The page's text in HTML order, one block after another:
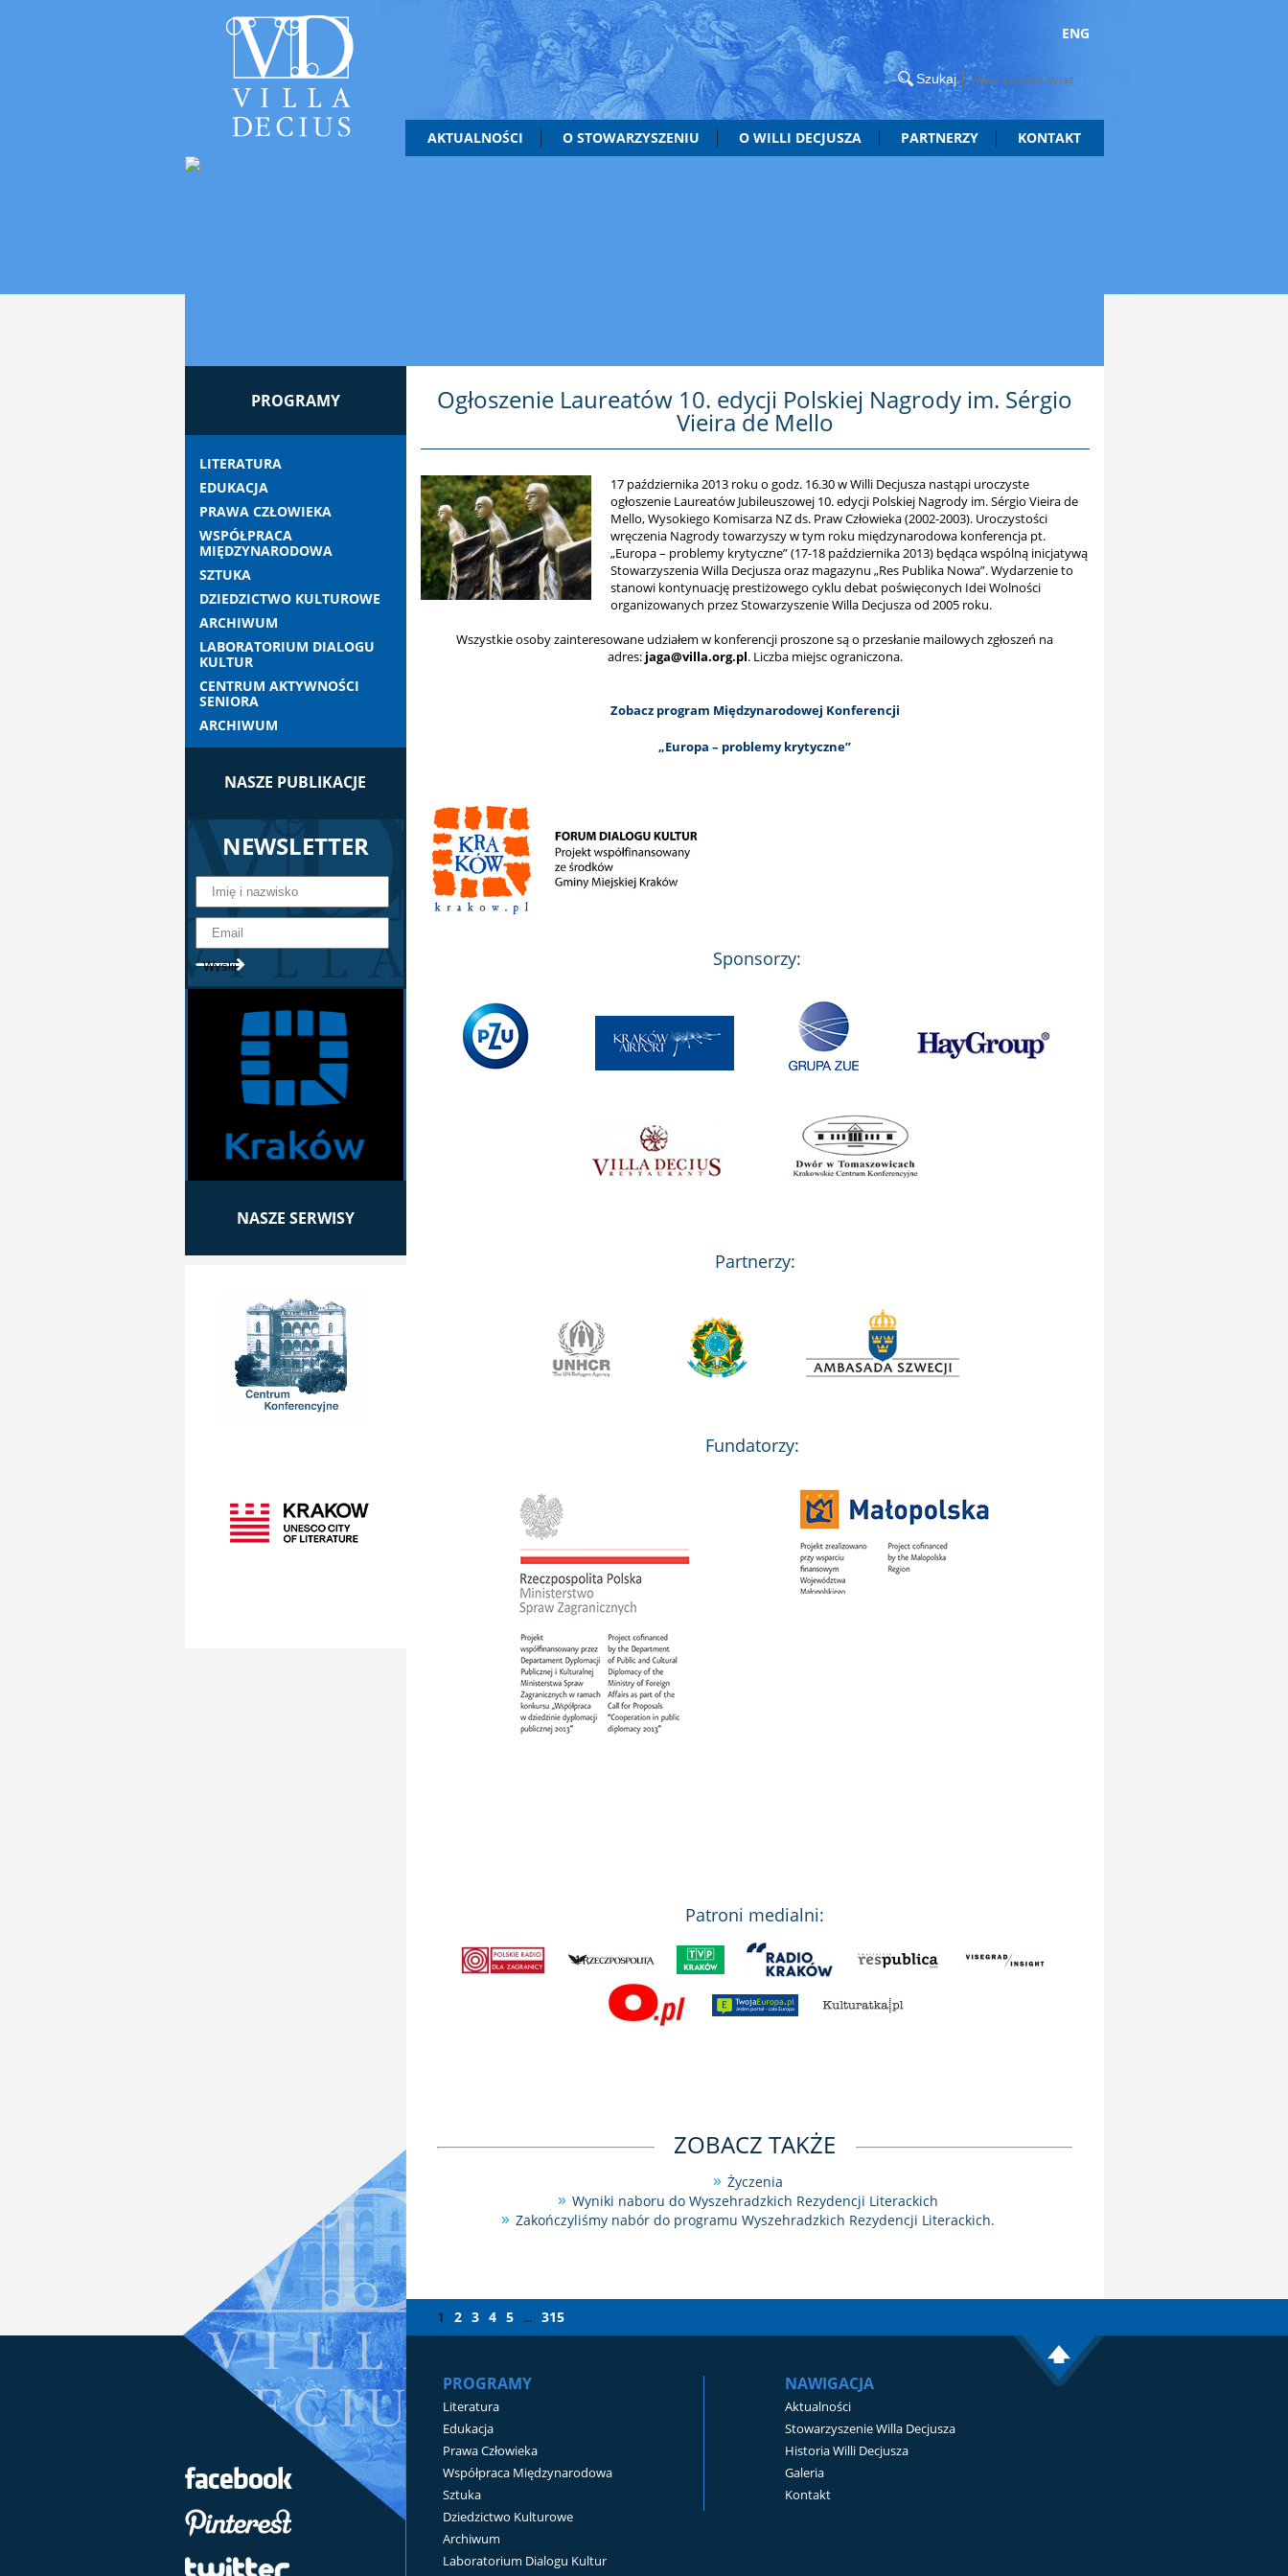
ENG
AKTUALNOŚCI O STOWARZYSZENIU O WILLI DECJUSZA PARTNERZY KONTAKT
PROGRAMY
LITERATURA
EDUKACJA
PRAWA CZŁOWIEKA
WSPÓŁPRACA
MIĘDZYNARODOWA
SZTUKA
DZIEDZICTWO KULTUROWE
ARCHIWUM
LABORATORIUM DIALOGU
KULTUR
CENTRUM AKTYWNOŚCI
SENIORA
ARCHIWUM
NASZE PUBLIKACJE
NEWSLETTER
NASZE SERWISY
Ogłoszenie Laureatów 10. edycji Polskiej Nagrody im. Sérgio
Vieira de Mello
17 października 2013 roku o godz. 16.30 w Willi Decjusza nastąpi uroczyste
ogłoszenie Laureatów Jubileuszowej 10. edycji Polskiej Nagrody im. Sérgio Vieira de
Mello, Wysokiego Komisarza NZ ds. Praw Człowieka (2002-2003). Uroczystości
wręczenia Nagrody towarzyszy w tym roku międzynarodowa konferencja pt.
„Europa – problemy krytyczne” (17-18 października 2013) będąca wspólną inicjatywą
Stowarzyszenia Willa Decjusza oraz magazynu „Res Publika Nowa”. Wydarzenie to
stanowi kontynuację prestiżowego cyklu debat poświęconych Idei Wolności
organizowanych przez Stowarzyszenie Willa Decjusza od 2005 roku.
Wszystkie osoby zainteresowane udziałem w konferencji proszone są o przesłanie mailowych zgłoszeń na
adres:jaga@villa.org.pl. Liczba miejsc ograniczona.
Zobacz program Międzynarodowej Konferencji
„Europa – problemy krytyczne”
Sponsorzy:
Partnerzy:
Fundatorzy:
Patroni medialni:
ZOBACZ TAKŻE
Życzenia
Wyniki naboru do Wyszehradzkich Rezydencji Literackich
Zakończyliśmy nabór do programu Wyszehradzkich Rezydencji Literackich.
1 2 3 4 5 ... 315
PROGRAMY
Literatura
Edukacja
Prawa Człowieka
Współpraca Międzynarodowa
Sztuka
Dziedzictwo Kulturowe
Archiwum
Laboratorium Dialogu Kultur
NAWIGACJA
Aktualności
Stowarzyszenie Willa Decjusza
Historia Willi Decjusza
Galeria
Kontakt